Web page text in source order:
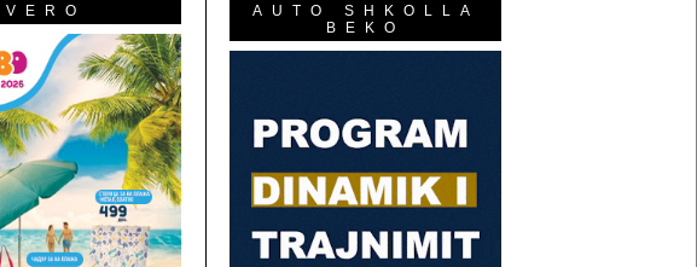
VERO
AUTO SHKOLLA
BEKO